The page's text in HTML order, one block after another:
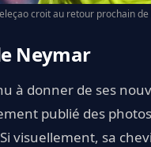
croit au retour prochain
Neymar
à donner de ses
publié des
visuellement, sa